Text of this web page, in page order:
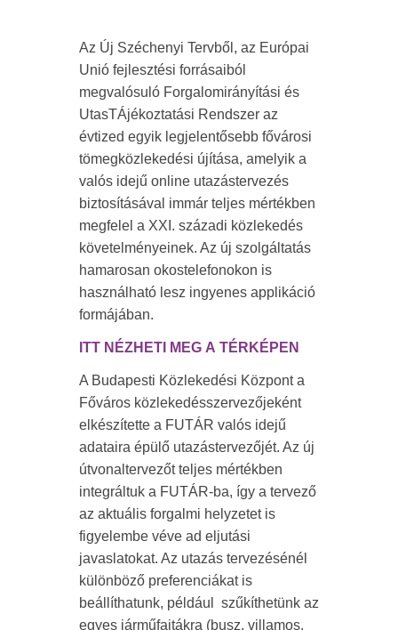
Az Új Széchenyi Tervből, az Európai
Unió fejlesztési forrásaiból
megvalósuló Forgalomirányítási és
UtasTÁjékoztatási Rendszer az
évtized egyik legjelentősebb fővárosi
tömegközlekedési újítása, amelyik a
valós idejű online utazástervezés
biztosításával immár teljes mértékben
megfelel a XXI. századi közlekedés
követelményeinek. Az új szolgáltatás
hamarosan okostelefonokon is
használható lesz ingyenes applikáció
formájában.
ITT NÉZHETI MEG A TÉRKÉPEN
A Budapesti Közlekedési Központ a
Főváros közlekedésszervezőjeként
elkészítette a FUTÁR valós idejű
adataira épülő utazástervezőjét. Az új
útvonaltervezőt teljes mértékben
integráltuk a FUTÁR-ba, így a tervező
az aktuális forgalmi helyzetet is
figyelembe véve ad eljutási
javaslatokat. Az utazás tervezésénél
különböző preferenciákat is
beállíthatunk, például szűkíthetünk az
egyes járműfajtákra (busz, villamos,